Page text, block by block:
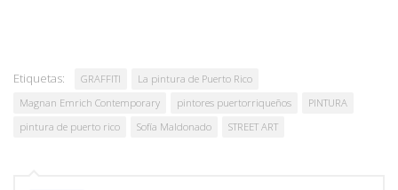
Etiquetas: GRAFFITI
La pintura de Puerto Rico
Magnan Emrich Contemporary
pintores puertorriqueños
PINTURA
pintura de puerto rico
Sofía Maldonado STREET ART